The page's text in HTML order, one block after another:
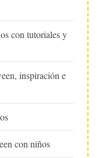
con tutoriales y
inspiración e
con niños